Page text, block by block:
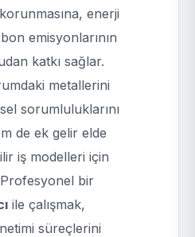
enerji
emisyonlarının
katkı sağlar.
metallerini
sorumluluklarını
de ek gelir elde
iş modelleri için
bir
ile çalışmak,
süreçlerini